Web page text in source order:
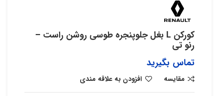
کورکن L بغل جلوپنجره طوسی روشن راست –
رنو تی
تماس بگیرید
مقایسه افزودن به علاقه مندی